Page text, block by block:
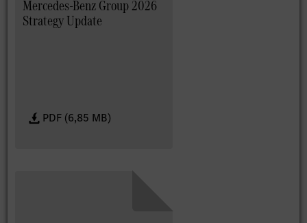
Mercedes-Benz Group 2026
Strategy Update
PDF (6,85 MB)